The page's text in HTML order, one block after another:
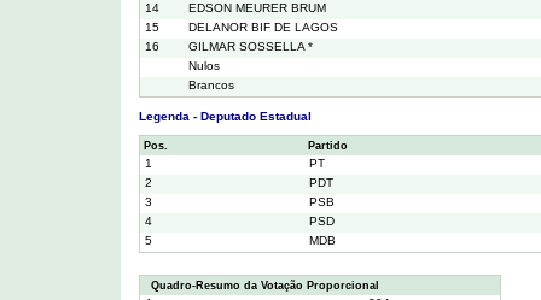
14
EDSON MEURER BRUM
15
DELANOR BIF DE LAGOS
16
GILMAR SOSSELLA *
Nulos
Brancos
Legenda - Deputado Estadual
Pos. Partido
1
PT
2
PDT
3
PSB
4
PSD
5
MDB
Quadro-Resumo da Votação Proporcional